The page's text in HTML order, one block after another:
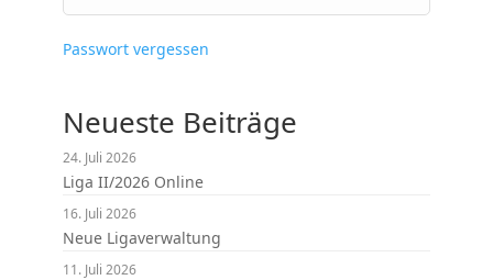
Passwort vergessen
Neueste Beiträge
Liga II/2026 Online
24. Juli 2026
Neue Ligaverwaltung
16. Juli 2026
11. Juli 2026